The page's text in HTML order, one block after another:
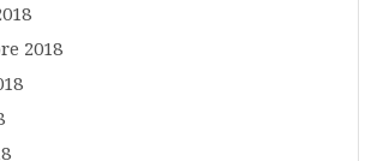
2018